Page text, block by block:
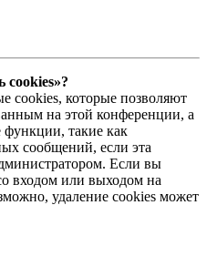
cookies»?
cookies, которые позволяют
на этой конференции, а
такие как
сообщений, если эта
Если вы
входом или выходом на
удаление cookies может